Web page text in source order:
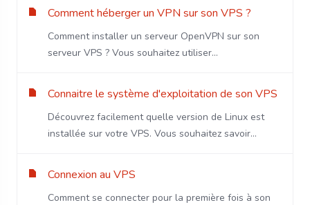
Comment héberger un VPN sur son VPS ?
Comment installer un serveur OpenVPN sur son
serveur VPS ? Vous souhaitez utiliser...
Connaitre le système d'exploitation de son VPS
Découvrez facilement quelle version de Linux est
installée sur votre VPS. Vous souhaitez savoir...
Connexion au VPS
Comment se connecter pour la première fois à son